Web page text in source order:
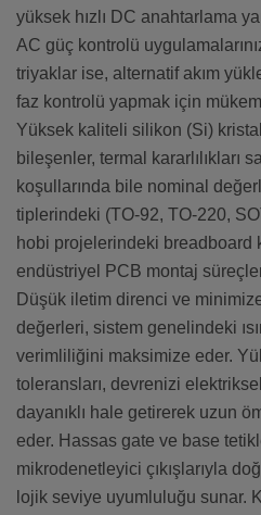
yüksek hızlı DC anahtarlama
AC güç kontrolü
triyaklar ise, alternatif akım
faz kontrolü yapmak için
Yüksek kaliteli silikon (Si) kristal
bileşenler, termal kararlılıkları
koşullarında bile nominal
tiplerindeki (TO-92, TO-220,
hobi projelerindeki breadboard
endüstriyel PCB montaj
Düşük iletim direnci ve
değerleri, sistem genelindeki
verimliliğini maksimize eder.
toleransları, devrenizi
dayanıklı hale getirerek uzun
eder. Hassas gate ve base
mikrodenetleyici çıkışlarıyla
lojik seviye uyumluluğu sunar.